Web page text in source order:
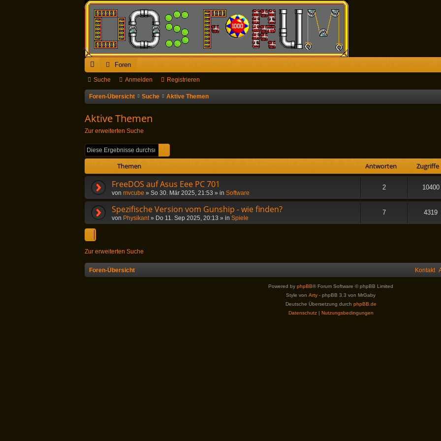
ch
ne
Foren
Suche Anmelden Registrieren
Foren-Übersicht Suche Aktive Themen
Aktive Themen
Zur erweiterten Suche
Themen Antworten Zugriffe
FreeDOS auf Asus Eee PC 701
von mvcube » So 30. Mär 2025, 21:53 » in Software
2 10400
Spezifische Version vom Gunship - wie finden?
von Physikant» Do 11. Sep 2025, 20:13 » in Spiele
7 4319
Zur erweiterten Suche
Foren-Übersicht Kontakt
Powered by phpBB® Forum Software © phpBB Limited
Style von Arty - phpBB 3.3 von MrGaby
Deutsche Übersetzung durch phpBB.de
Datenschutz| Nutzungsbedingungen